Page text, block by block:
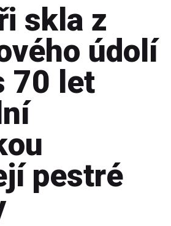
skla z
údolí
70 let
pestré